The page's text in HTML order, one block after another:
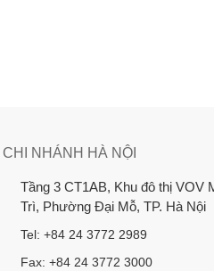
CHI NHÁNH HÀ NỘI
Tầng 3 CT1AB, Khu đô thị VOV
Trì, Phường Đại Mỗ, TP. Hà Nội
Tel: +84 24 3772 2989
Fax: +84 24 3772 3000